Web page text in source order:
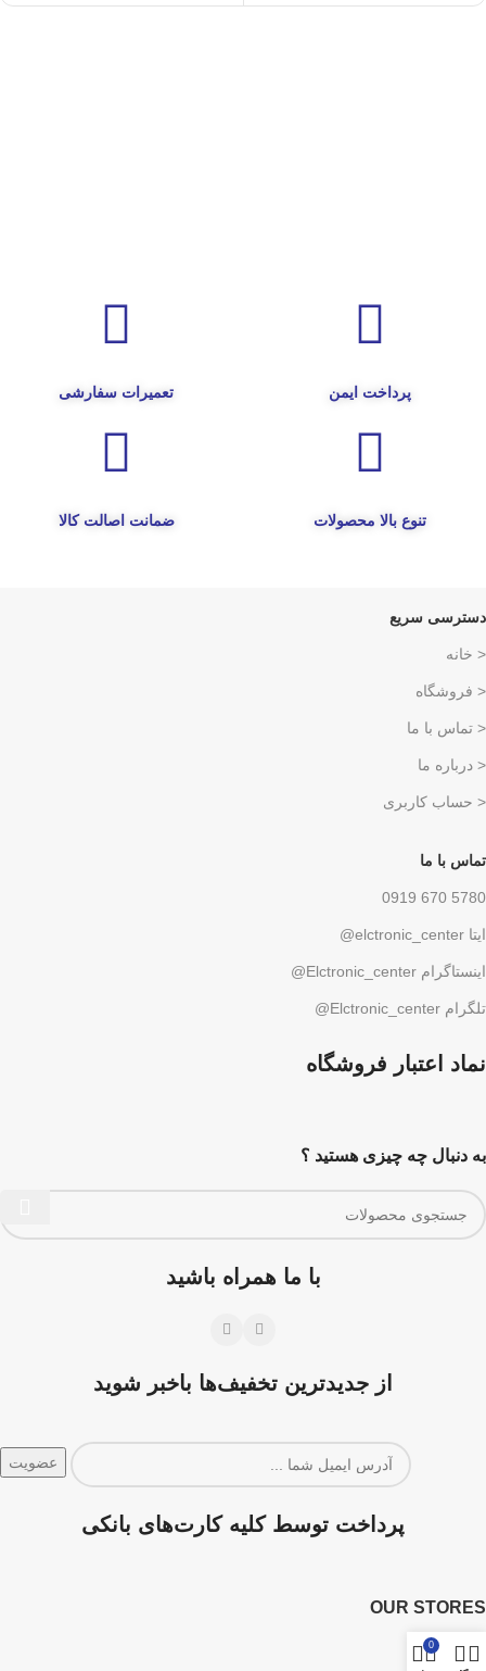
پرداخت ایمن تعمیرات سفارشی
تنوع بالا محصولات ضمانت اصالت کالا
دسترسی سریع
< خانه
< فروشگاه
< تماس با ما
< درباره ما
< حساب کاربری
تماس با ما
5780 670 0919
ایتا elctronic_center@
اینستاگرام Elctronic_center@
تلگرام Elctronic_center@
نماد اعتبار فروشگاه
به دنبال چه چیزی هستید ؟
با ما همراه باشید
از جدیدترین تخفیف‌ها باخبر شوید
پرداخت توسط کلیه کارت‌های بانکی
OUR STORES
New York
0